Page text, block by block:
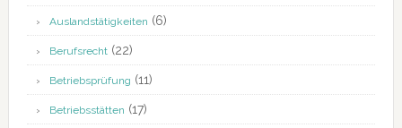
Auslandstätigkeiten (6)
Berufsrecht(22)
Betriebsprüfung (11)
Betriebsstätten (17)